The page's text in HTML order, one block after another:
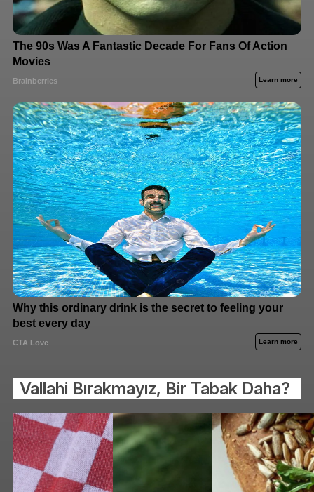
Vallahi Bırakmayız, Bir Tabak Daha?